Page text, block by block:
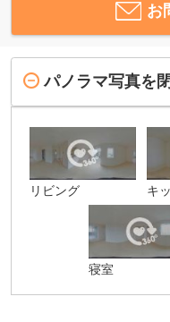
お
パノラマ写真を
リビング キ
寝室